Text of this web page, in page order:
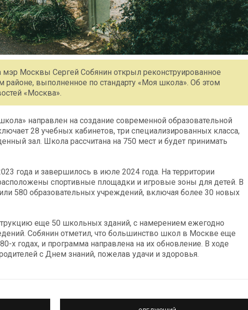
мэр Москвы Сергей Собянин открыл реконструированное
выполненное по стандарту «Моя школа». Об этом
«Москва».
направлен на создание современной образовательной
28 учебных кабинетов, три специализированных класса,
зал. Школа рассчитана на 750 мест и будет принимать
года и завершилось в июле 2024 года. На территории
спортивные площадки и игровые зоны для детей. В
580 образовательных учреждений, включая более 30 новых
еще 50 школьных зданий, с намерением ежегодно
Собянин отметил, что большинство школ в Москве еще
х годах, и программа направлена на их обновление. В ходе
с Днем знаний, пожелав удачи и здоровья.